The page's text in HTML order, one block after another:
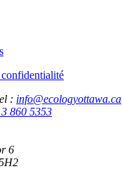
: info@ecologyottawa.ca
860 5353
6